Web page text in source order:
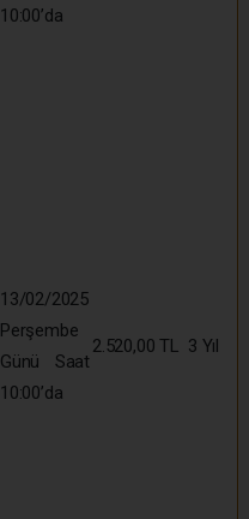
10:00’da
13/02/2025
Perşembe
Günü Saat
10:00’da
2.520,00 TL 3 Yıl